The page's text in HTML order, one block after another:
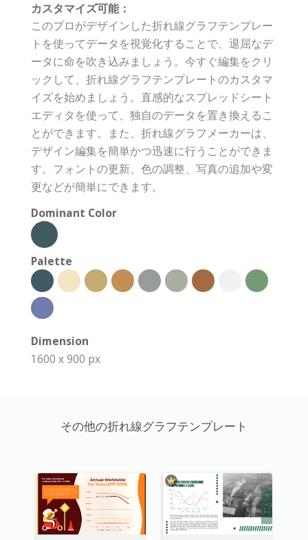
カスタマイズ可能：
このプロがデザインした折れ線グラフテンプレー
トを使ってデータを視覚化することで、退屈なデ
ータに命を吹き込みましょう。今すぐ編集をクリ
ックして、折れ線グラフテンプレートのカスタマ
イズを始めましょう。直感的なスプレッドシート
エディタを使って、独自のデータを置き換えるこ
とができます。また、折れ線グラフメーカーは、
デザイン編集を簡単かつ迅速に行うことができま
す。フォントの更新、色の調整、写真の追加や変
更などが簡単にできます。
Dominant Color
Palette
Dimension
1600 x 900 px
その他の折れ線グラフテンプレート